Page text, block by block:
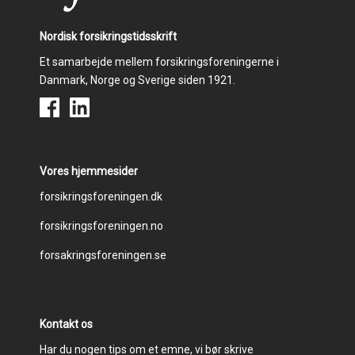
Nordisk forsikringstidsskrift
Et samarbejde mellem forsikringsforeningerne i
Danmark, Norge og Sverige siden 1921.
Vores hjemmesider
Footer
menu
forsikringsforeningen.dk
forsikringsforeningen.no
forsakringsforeningen.se
Kontakt os
Har du nogen tips om et emne, vi bør skrive